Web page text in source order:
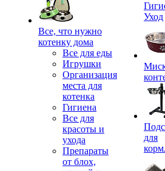
Все, что нужно
котенку дома
Все для еды
Игрушки
Организация
места для
котенка
Гигиена
Все для
красоты и
ухода
Препараты
от блох,
Уход
для